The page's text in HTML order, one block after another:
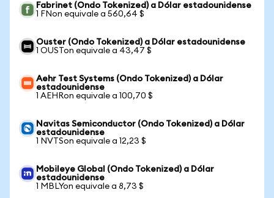
Fabrinet (Ondo Tokenized) a Dólar estadounidense
1 FNon equivale a 560,64 $
Ouster (Ondo Tokenized) a Dólar estadounidense
1 OUSTon equivale a 43,47 $
Aehr Test Systems (Ondo Tokenized) a Dólar
estadounidense
1 AEHRon equivale a 100,70 $
Navitas Semiconductor (Ondo Tokenized) a Dólar
estadounidense
1 NVTSon equivale a 12,23 $
Mobileye Global (Ondo Tokenized) a Dólar
estadounidense
1 MBLYon equivale a 8,73 $